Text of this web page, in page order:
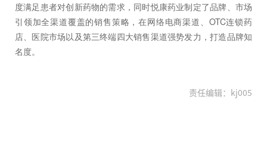
度满足患者对创新药物的需求，同时悦康药业制定了品牌、市场
引领加全渠道覆盖的销售策略，在网络电商渠道、OTC连锁药
店、医院市场以及第三终端四大销售渠道强势发力，打造品牌知
名度。
责任编辑：kj005